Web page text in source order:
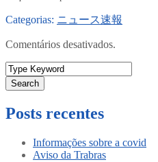
Categorias: ニュース速報
Comentários desativados.
Search
Posts recentes
Informações sobre a covid
Aviso da Trabras